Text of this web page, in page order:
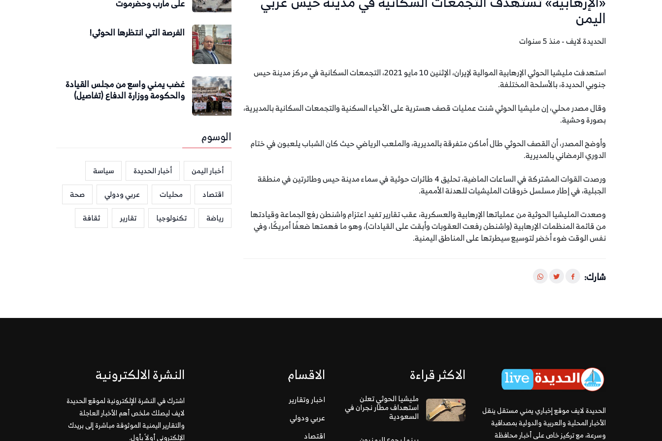
اليمن
الحديدة لايف - منذ 5 سنوات
استهدفت مليشيا الحوثي الإرهابية الموالية لإيران، الإثنين 10 مايو 2021، التجمعات السكانية في مركز مدينة حيس
جنوبي الحديدة، بالأسلحة المختلفة.
وقال مصدر محلي، إن مليشيا الحوثي شنت عمليات قصف هسترية على الأحياء السكنية والتجمعات السكانية بالمديرية،
بصورة وحشية.
وأوضح المصدر، أن القصف الحوثي طال أماكن متفرقة بالمديرية، والملعب الرياضي حيث كان الشباب يلعبون في ختام
الدوري الرمضاني بالمديرية.
ورصدت القوات المشتركة في الساعات الماضية، تحليق 4 طائرات حوثية في سماء مدينة حيس وطائرتين في منطقة
الجبلية، في إطار مسلسل خروقات المليشيات للهدنة الأممية.
وصعدت المليشيا الحوثية من عملياتها الإرهابية والعسكرية، عقب تقارير تفيد اعتزام واشنطن رفع الجماعة وقيادتها
من قائمة المنظمات الإرهابية (واشنطن رفعت العقوبات وأبقت على القيادات)، وهو ما فهمتها ضعفًا أمريكًا، وفي
نفس الوقت ضوء أخضر لتوسيع سيطرتها على المناطق اليمنية.
شارك:
على مأرب وحضرموت
الفرصة التي انتظرها الحوثي!
غضب يمني واسع من مجلس القيادة
والحكومة ووزارة الدفاع (تفاصيل)
الوسوم
أخبار اليمن أخبار الحديدة
سياسة
اقتصاد
محليات عربي ودولي
صحة
رياضة
تكنولوجيا تقارير ثقافة
الحديدة لايف موقع إخباري يمني مستقل ينقل
الأخبار المحلية والعربية والدولية بمصداقية
وسرعة، مع تركيز خاص على أخبار محافظة
الاكثر قراءة
مليشيا الحوثي تعلن
استهداف مطار نجران في
السعودية
الاقسام
اخبار وتقارير
عربي ودولي
اقتصاد
النشرة الالكترونية
اشترك في النشرة الإلكترونية لموقع الحديدة
لايف ليصلك ملخص أهم الأخبار العاجلة
والتقارير اليمنية الموثوقة مباشرة إلى بريدك
الإلكتروني أولاً بأول.